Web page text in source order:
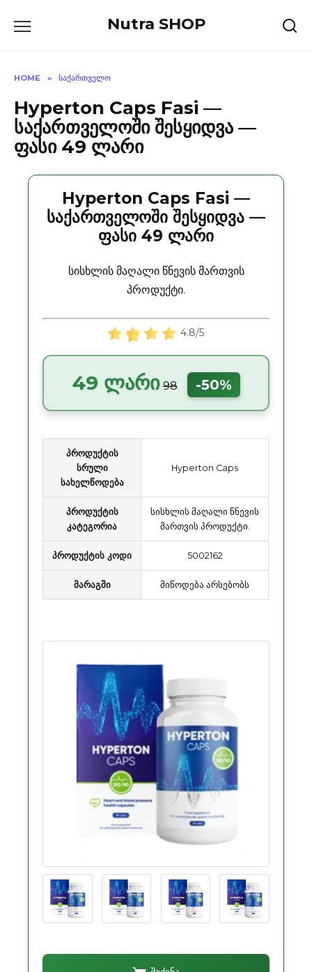
Nutra SHOP
HOME » ᲡᲐᲥᲐᲠᲗᲕᲔᲚᲝ
Hyperton Caps Fasi —
საქართველოში შესყიდვა —
ფასი 49 ლარი
Hyperton Caps Fasi —
საქართველოში შესყიდვა —
ფასი 49 ლარი
სისხლის მაღალი წნევის მართვის
პროდუქტი.
4.8/5
49 ლარი 98 -50%
პროდუქტის
სრული
სახელწოდება
Hyperton Caps
პროდუქტის
კატეგორია
სისხლის მაღალი წნევის
მართვის პროდუქტი.
პროდუქტის კოდი 5002162
მარაგში მიწოდება არსებობს